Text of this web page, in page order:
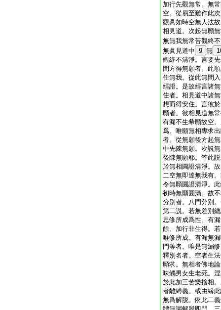
加行先觀無常。無
空。從易至難作此
觀眞如時空無人法
相見道。次起無願
無無我無常苦觀終
無眞見道中 9 無
觀終不清淨。言要
間方得無願者。此
住無我。從此無間
經證。是故經言諸
住者。相見道中諸
想而得安住。言彼
願者。彼相見道無
有漏不生希願故空
爲。唯願無相專求
者。從無願後方起
中先陳無願。次説
後陳無願耶。答此
於無相圓證清淨。
二空無即達無我有
令無願圓證清淨。
初時無願圓滿。故
分別者。八門分別
第二説。若無差別
思修所成爲性。有
餘。加行非生得。
唯修所成。有漏無
門等者。唯是無漏
釋別名者。空者生
願求。無相者佛地
味觸男女生老死。
於此加三苦樂捨相
者離縛義。或由縁
無爲解脱。依此二